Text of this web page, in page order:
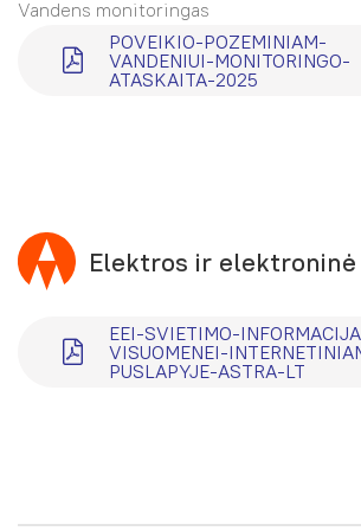
Vandens monitoringas
POVEIKIO-POZEMINIAM-
VANDENIUI-MONITORINGO-
ATASKAITA-2025
Elektros ir
EEI-SVIETIMO-
VISUOMENEI-
PUSLAPYJE-ASTRA-LT